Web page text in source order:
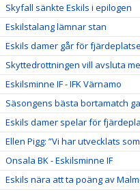
Skyfall sänkte Eskils i epilogen
Eskilstalang lämnar stan
Eskils damer går för
Skyttedrottningen vill avsluta
Eskilsminne IF - IFK Värnamo
Säsongens bästa bortamatch
Eskils damer spelar för
Ellen Pigg: ”Vi har utvecklats
Onsala BK - Eskilsminne IF
Eskils nära att ta poäng av